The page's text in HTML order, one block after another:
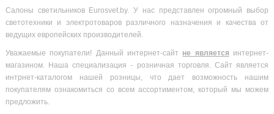
Салоны светильников Eurosvet.by. У нас представлен огромный выбор
светотехники и электротоваров различного назначения и качества от
ведущих европейских производителей.
Уважаемые покупатели! Данный интернет-сайт не является интернет-
магазином. Наша специализация - розничная торговля. Сайт является
интрнет-каталогом нашей розницы, что дает возможность нашим
покупателям ознакомиться со всем ассортиментом, который мы можем
предложить.